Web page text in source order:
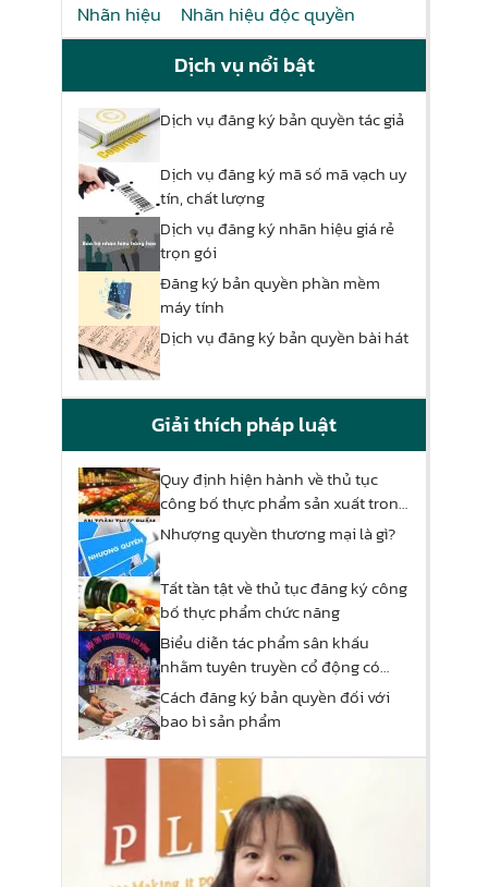
Nhãn hiệu
Nhãn hiệu độc quyền
Dịch vụ nổi bật
Dịch vụ đăng ký bản quyền tác giả
Dịch vụ đăng ký mã số mã vạch uy
tín, chất lượng
Dịch vụ đăng ký nhãn hiệu giá rẻ
trọn gói
Đăng ký bản quyền phần mềm
máy tính
Dịch vụ đăng ký bản quyền bài hát
Giải thích pháp luật
Quy định hiện hành về thủ tục
công bố thực phẩm sản xuất trong
nước
Nhượng quyền thương mại là gì?
Tất tần tật về thủ tục đăng ký công
bố thực phẩm chức năng
Biểu diễn tác phẩm sân khấu
nhằm tuyên truyền cổ động có
phải xin phép hay không
Cách đăng ký bản quyền đối với
bao bì sản phẩm